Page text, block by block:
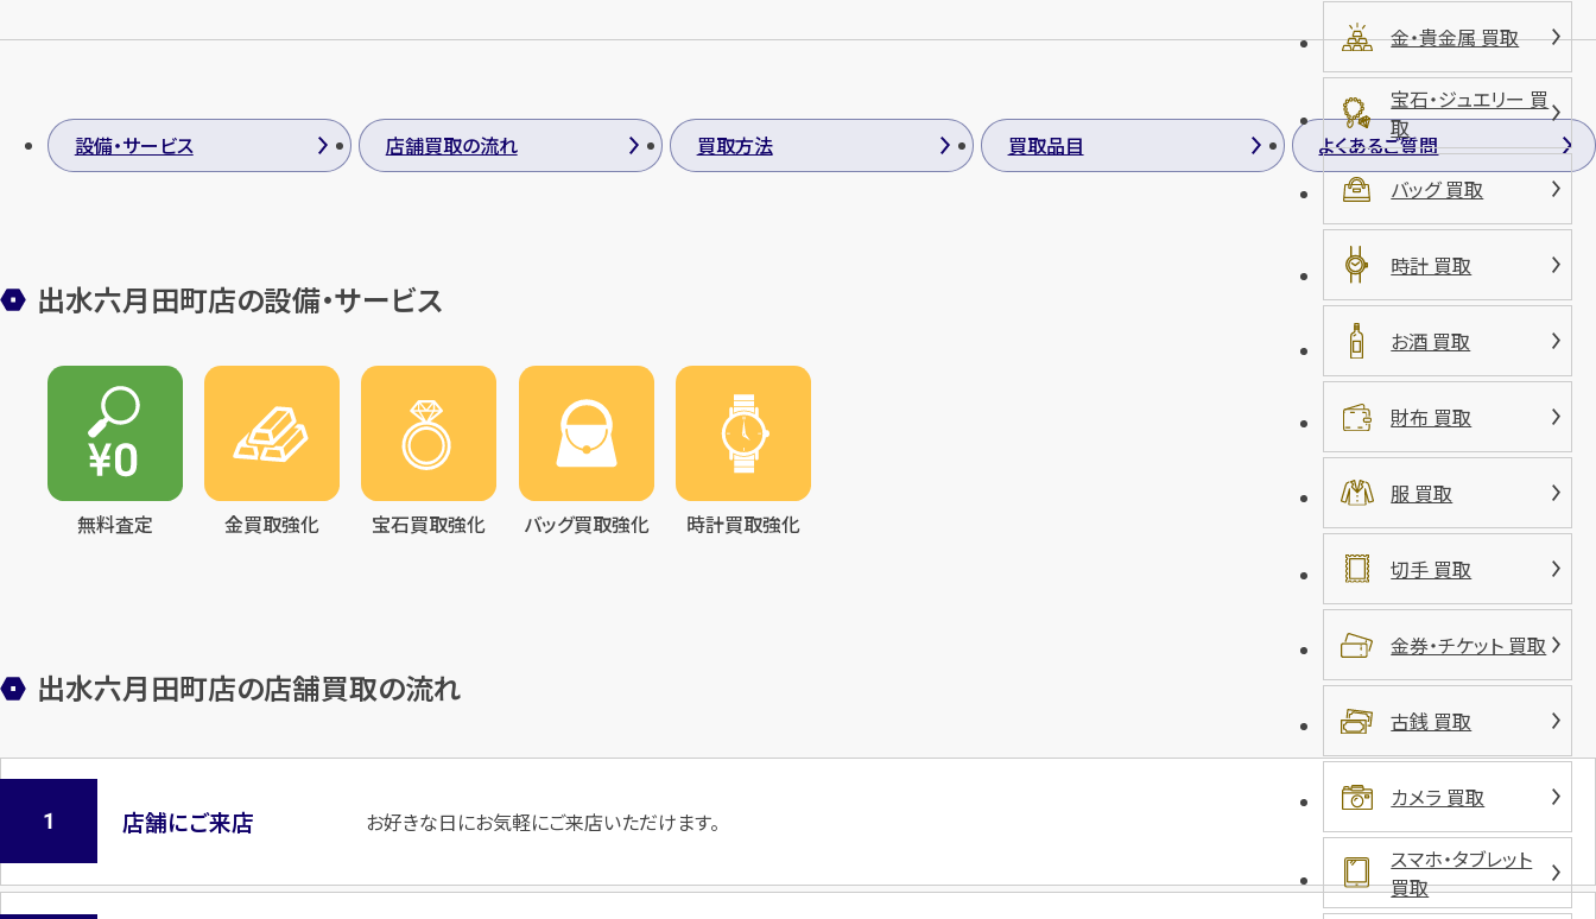
設備・サービス 店舗買取の流れ 買取方法 買取品目 よくあるご質問
出水六月田町店の設備・サービス
無料査定 金買取強化 宝石買取強化 バッグ買取強化 時計買取強化
出水六月田町店の店舗買取の流れ
店舗にご来店 お好きな日にお気軽にご来店いただけます。
金・貴金属 買取
宝石・ジュエリー 買
取
バッグ 買取
時計 買取
お酒 買取
財布 買取
服 買取
切手 買取
金券・チケット 買取
古銭 買取
カメラ 買取
スマホ・タブレット
買取